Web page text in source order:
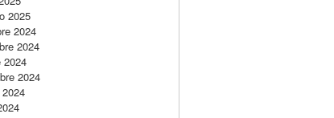
2025
2024
2024
2024
2024